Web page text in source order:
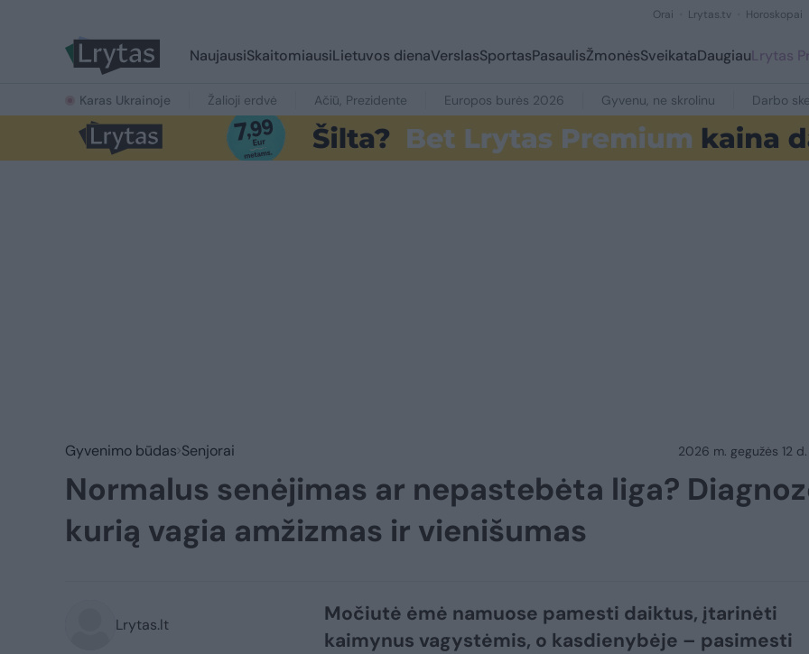
Orai Lrytas.tv Horoskopai
NaujausiSkaitomiausiLietuvos dienaVerslasSportasPasaulisŽmonėsSveikataDaugiauLrytas
Karas Ukrainoje Žalioji erdvė Ačiū, Prezidente Europos burės 2026 Gyvenu, ne skrolinu Darbo
Gyvenimo būdas Senjorai 2026 m. gegužės 12
Normalus senėjimas ar nepastebėta liga?
kurią vagia amžizmas ir vienišumas
Lrytas.lt
Močiutė ėmė namuose pamesti daiktus, įtarinėti
kaimynus vagystėmis, o kasdienybėje – pasimesti